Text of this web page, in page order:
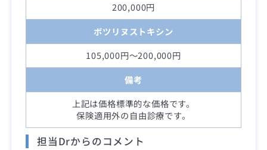
200,000円
ボツリヌストキシン
105,000円～200,000円
備考
上記は価格標準的な価格です。
保険適用外の自由診療です。
担当Drからのコメント